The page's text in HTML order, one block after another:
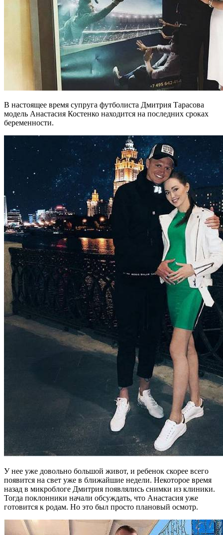
В настоящее время супруга футболиста Дмитрия Тарасова
модель Анастасия Костенко находится на последних сроках
беременности.
У нее уже довольно большой живот, и ребенок скорее всего
появится на свет уже в ближайшие недели. Некоторое время
назад в микроблоге Дмитрия появлялись снимки из клиники.
Тогда поклонники начали обсуждать, что Анастасия уже
готовится к родам. Но это был просто плановый осмотр.